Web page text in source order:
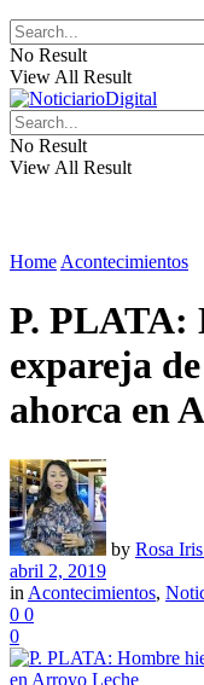
No Result
View All Result
No Result
View All Result
Home Acontecimientos
P. PLATA:
expareja
ahorca en
by Rosa
abril 2, 2019
in Acontecimientos,
0 0
0